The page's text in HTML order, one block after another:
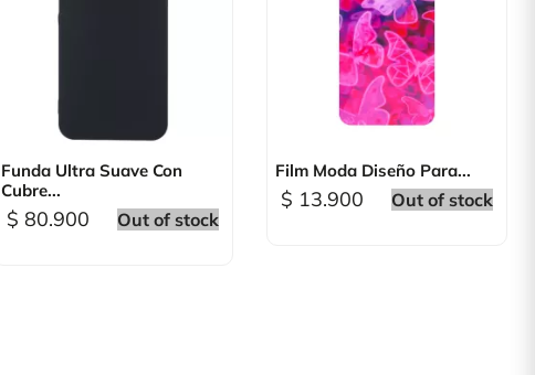
Vista rápida
Funda Ultra Suave Con
Cubre...
$ 80.900 Out of stock
Vista rápida
Film Moda Diseño Para...
$ 13.900 Out of stock